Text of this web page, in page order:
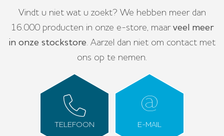
Vindt u niet wat u zoekt? We hebben meer dan
16.000 producten in onze e-store, maar veel meer
in onze stockstore. Aarzel dan niet om contact met
ons op te nemen.
TELEFOON E-MAIL